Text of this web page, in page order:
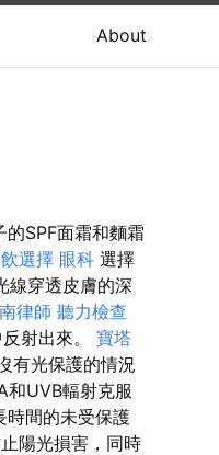
About
SPF面霜和麵霜
選擇 眼科 選擇
線穿透皮膚的深
律師 聽力檢查
射出來。 寶塔
有光保護的情況
和UVB輻射克服
時間的未受保護
陽光損害，同時